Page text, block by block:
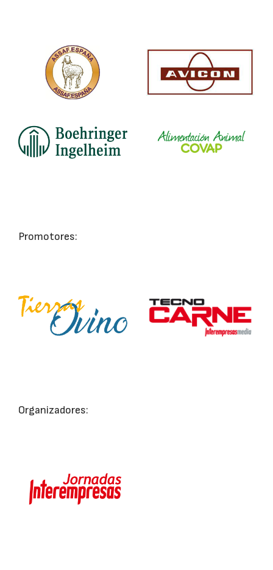
Promotores:
Organizadores: